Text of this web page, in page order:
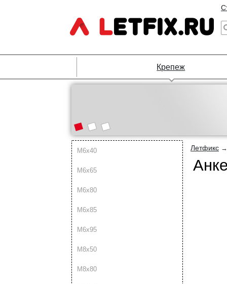
Крепеж
М6х40
М6х65
М6х80
М6х85
М6х95
М8х50
М8х80
Летфикс